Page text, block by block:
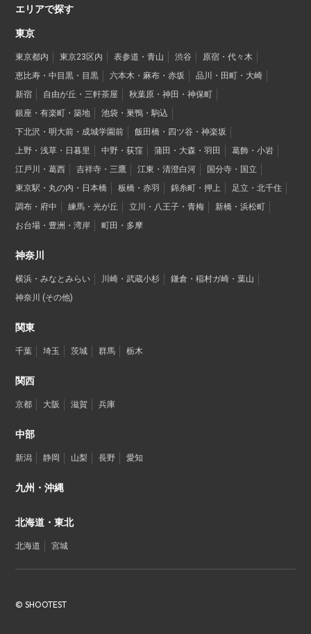
エリアで探す
東京
東京都内 東京23区内 表参道・青山 渋谷
原宿・代々木
恵比寿・中目黒・目黒
六本木・麻布・赤坂
品川・田町・大崎
新宿
自由が丘・三軒茶屋
秋葉原・神田・神保町
銀座・有楽町・築地
池袋・巣鴨・駒込
下北沢・明大前・成城学園前
飯田橋・四ツ谷・神楽坂
上野・浅草・日暮里
中野・荻窪 蒲田・大森・羽田
葛飾・小岩
江戸川・葛西
吉祥寺・三鷹 江東・清澄白河
国分寺・国立
東京駅・丸の内・日本橋
板橋・赤羽 錦糸町・押上
足立・北千住
調布・府中
練馬・光が丘 立川・八王子・青梅
新橋・浜松町
お台場・豊洲・湾岸
町田・多摩
神奈川
横浜・みなとみらい 川崎・武蔵小杉
鎌倉・稲村ガ崎・葉山
神奈川 (その他)
関東
千葉 埼玉 茨城 群馬 栃木
関西
京都 大阪 滋賀 兵庫
中部
新潟 静岡 山梨 長野 愛知
九州・沖縄
北海道・東北
北海道 宮城
© SHOOTEST